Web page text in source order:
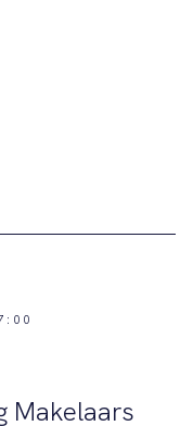
Makelaars